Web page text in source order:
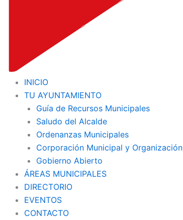
INICIO
TU AYUNTAMIENTO
Guía de Recursos Municipales
Saludo del Alcalde
Ordenanzas Municipales
Corporación Municipal y Organización
Gobierno Abierto
ÁREAS MUNICIPALES
DIRECTORIO
EVENTOS
CONTACTO